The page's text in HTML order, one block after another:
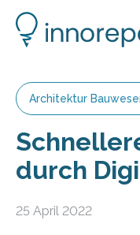
Architektur
durch
25 April 2022